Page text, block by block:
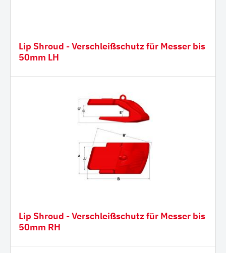
Lip Shroud - Verschleißschutz für Messer bis
50mm LH
Lip Shroud - Verschleißschutz für Messer bis
50mm RH